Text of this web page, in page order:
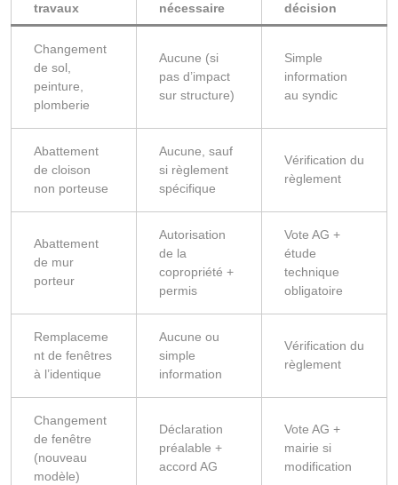
travaux nécessaire décision
Changement
de sol,
peinture,
plomberie
Aucune (si
pas d’impact
sur structure)
Simple
information
au syndic
Abattement
de cloison
non porteuse
Aucune, sauf
si règlement
spécifique
Vérification du
règlement
Abattement
de mur
porteur
Autorisation
de la
copropriété +
permis
Vote AG +
étude
technique
obligatoire
Remplaceme
nt de fenêtres
à l’identique
Aucune ou
simple
information
Vérification du
règlement
Changement
de fenêtre
(nouveau
modèle)
Déclaration
préalable +
accord AG
Vote AG +
mairie si
modification